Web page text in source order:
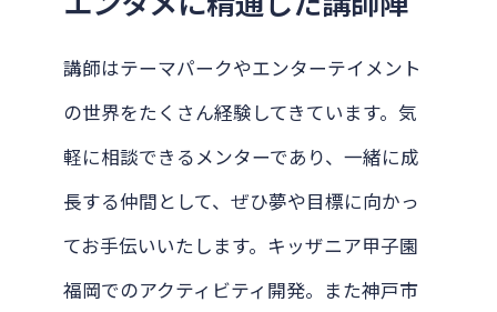
講師はテーマパークやエンターテイメント
の世界をたくさん経験してきています。気
軽に相談できるメンターであり、一緒に成
長する仲間として、ぜひ夢や目標に向かっ
てお手伝いいたします。キッザニア甲子園
福岡でのアクティビティ開発。また神戸市